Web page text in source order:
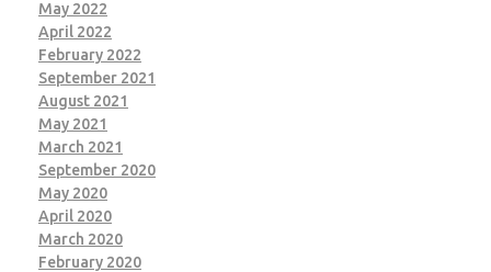
May 2022
April 2022
February 2022
September 2021
August 2021
May 2021
March 2021
September 2020
May 2020
April 2020
March 2020
February 2020